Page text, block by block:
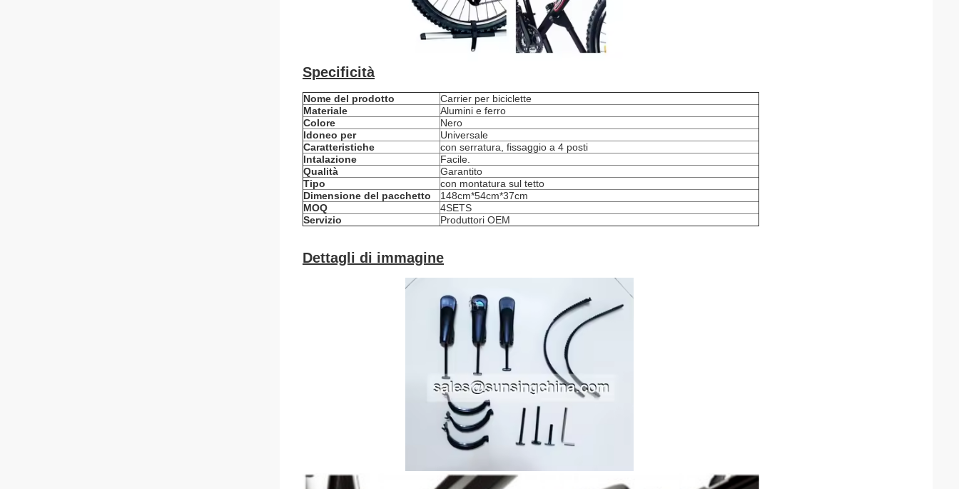
Specificità
Nome del prodotto
Carrier per biciclette
Materiale
Alumini e ferro
Colore
Nero
Idoneo per
Universale
Caratteristiche
con serratura, fissaggio a 4 posti
Intalazione
Facile.
Qualità
Garantito
Tipo
con montatura sul tetto
Dimensione del pacchetto
148cm*54cm*37cm
MOQ
4SETS
Servizio
Produttori OEM
Dettagli di immagine